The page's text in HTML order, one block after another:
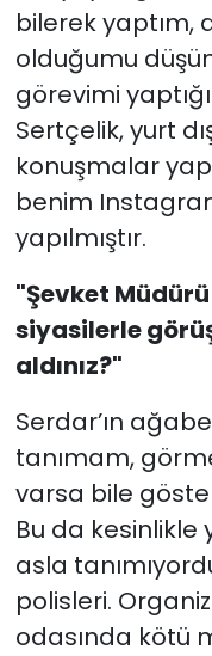
bilerek yaptım,
olduğumu
görevimi
Sertçelik, yurt
konuşmalar
benim
yapılmıştır.
"Şevket
siyasilerle
aldınız?"
Serdar’ın
tanımam,
varsa bile
Bu da kesinlikle
asla
polisleri.
odasında kötü